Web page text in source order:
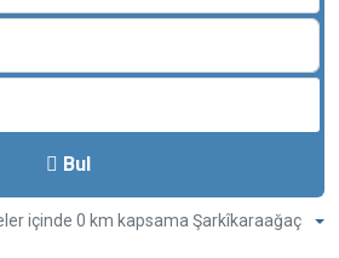
Bul
içinde 0 km kapsama Şarkîkaraağaç